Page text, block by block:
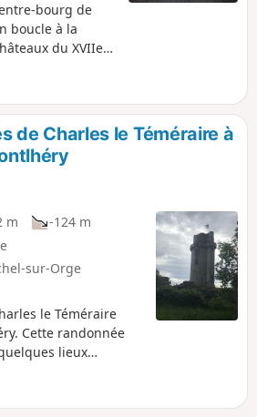
bourg de
boucle à la
du XVIIe
bois.
de Charles le Téméraire à
m
-124 m
sur-Orge
le Téméraire
Cette randonnée
lieux
château de
...) . Le retour